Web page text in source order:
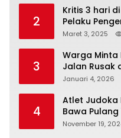
2
Kritis 3 hari
Pelaku
Melenggang
Maret 3, 2025
3
Warga Minta
Jalan Rusak
Serdang
Januari 4, 2026
4
Atlet Judoka
Bawa Pulang
Emas dan 8
November 19,